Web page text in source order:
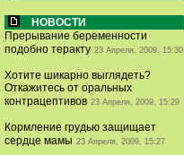
НОВОСТИ
Прерывание беременности
подобно теракту 23 Апреля, 2009, 15:30
Хотите шикарно выглядеть?
Откажитесь от оральных
контрацептивов 23 Апреля, 2009, 15:29
Кормление грудью защищает
сердце мамы 23 Апреля, 2009, 15:27